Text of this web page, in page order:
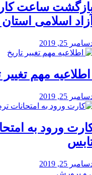
ساعت
آزاد اسلامی استان
25, 2019
اطلاعیه مهم تغییر
25, 2019
ورود به
25, 2019
و پرورش